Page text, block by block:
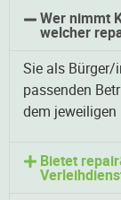
Wer nimmt
welcher
Sie als Bürger/
passenden
dem jeweiligen
Bietet